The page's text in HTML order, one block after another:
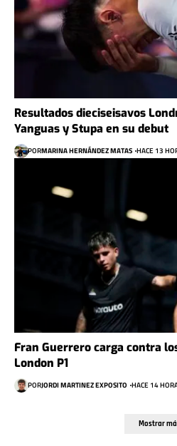
Resultados dieciseisavos
Yanguas y Stupa en su debut
PORMARINA HERNÁNDEZ MATAS HACE 13
Fran Guerrero carga contra
London P1
PORJORDI MARTINEZ EXPOSITO HACE 14
Mostrar